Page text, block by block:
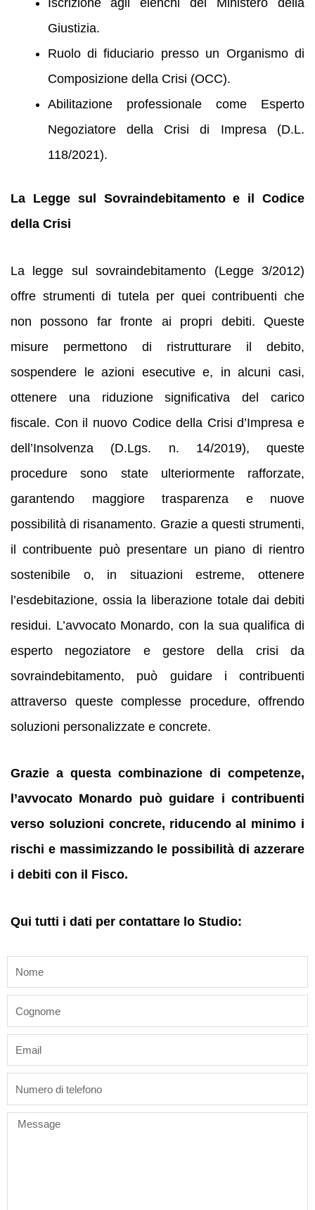
Giustizia.
Ruolo di fiduciario presso un Organismo di
Composizione della Crisi (OCC).
Abilitazione professionale come Esperto
Negoziatore della Crisi di Impresa (D.L.
118/2021).
La Legge sul Sovraindebitamento e il Codice
della Crisi
La legge sul sovraindebitamento (Legge 3/2012)
offre strumenti di tutela per quei contribuenti che
non possono far fronte ai propri debiti. Queste
misure permettono di ristrutturare il debito,
sospendere le azioni esecutive e, in alcuni casi,
ottenere una riduzione significativa del carico
fiscale. Con il nuovo Codice della Crisi d’Impresa e
dell’Insolvenza (D.Lgs. n. 14/2019), queste
procedure sono state ulteriormente rafforzate,
garantendo maggiore trasparenza e nuove
possibilità di risanamento. Grazie a questi strumenti,
il contribuente può presentare un piano di rientro
sostenibile o, in situazioni estreme, ottenere
l’esdebitazione, ossia la liberazione totale dai debiti
residui. L’avvocato Monardo, con la sua qualifica di
esperto negoziatore e gestore della crisi da
sovraindebitamento, può guidare i contribuenti
attraverso queste complesse procedure, offrendo
soluzioni personalizzate e concrete.
Grazie a questa combinazione di competenze,
l’avvocato Monardo può guidare i contribuenti
verso soluzioni concrete, riducendo al minimo i
rischi e massimizzando le possibilità di azzerare
i debiti con il Fisco.
Qui tutti i dati per contattare lo Studio:
Message